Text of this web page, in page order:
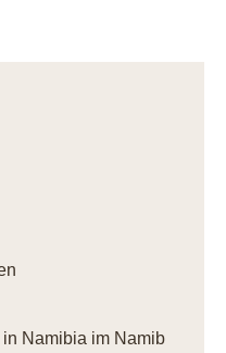
Namibia im Namib